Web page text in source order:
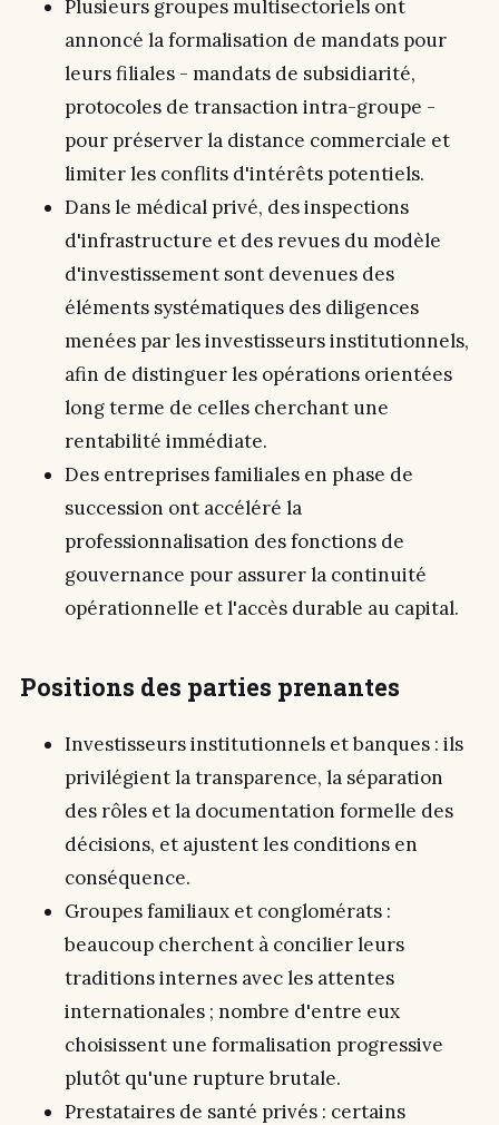
Plusieurs groupes multisectoriels ont
annoncé la formalisation de mandats pour
leurs filiales - mandats de subsidiarité,
protocoles de transaction intra-groupe -
pour préserver la distance commerciale et
limiter les conflits d'intérêts potentiels.
Dans le médical privé, des inspections
d'infrastructure et des revues du modèle
d'investissement sont devenues des
éléments systématiques des diligences
menées par les investisseurs institutionnels,
afin de distinguer les opérations orientées
long terme de celles cherchant une
rentabilité immédiate.
Des entreprises familiales en phase de
succession ont accéléré la
professionnalisation des fonctions de
gouvernance pour assurer la continuité
opérationnelle et l'accès durable au capital.
Positions des parties prenantes
Investisseurs institutionnels et banques : ils
privilégient la transparence, la séparation
des rôles et la documentation formelle des
décisions, et ajustent les conditions en
conséquence.
Groupes familiaux et conglomérats :
beaucoup cherchent à concilier leurs
traditions internes avec les attentes
internationales ; nombre d'entre eux
choisissent une formalisation progressive
plutôt qu'une rupture brutale.
Prestataires de santé privés : certains